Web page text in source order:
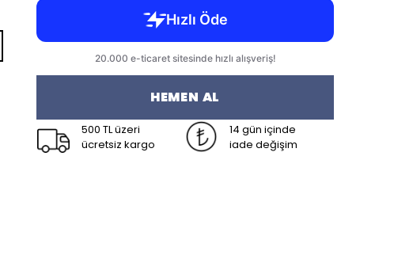
HEMEN AL
500 TL üzeri
ücretsiz kargo
14 gün içinde
iade değişim